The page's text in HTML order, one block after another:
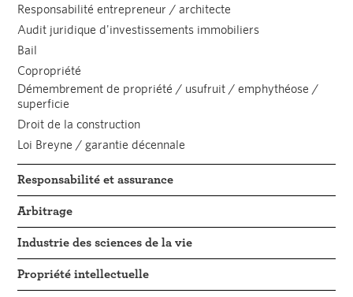
Responsabilité entrepreneur / architecte
Audit juridique d'investissements immobiliers
Bail
Copropriété
Démembrement de propriété / usufruit / emphythéose /
superficie
Droit de la construction
Loi Breyne / garantie décennale
Responsabilité et assurance
Arbitrage
Industrie des sciences de la vie
Propriété intellectuelle